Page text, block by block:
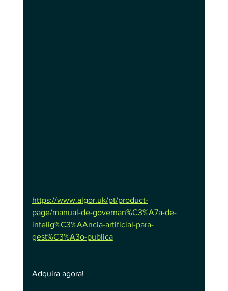
https://www.algor.uk/pt/product-
page/manual-de-governan%C3%A7a-de-
intelig%C3%AAncia-artificial-para-
gest%C3%A3o-publica
Adquira agora!